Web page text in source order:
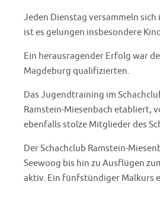
Jeden Dienstag versammeln
ist es gelungen insbesondere
Ein herausragender Erfolg war
Magdeburg qualifizierten.
Das Jugendtraining im
Ramstein-Miesenbach etabliert,
ebenfalls stolze Mitglieder des
Der Schachclub Ramstein-
Seewoog bis hin zu Ausflügen
aktiv. Ein fünfstündiger Malkurs